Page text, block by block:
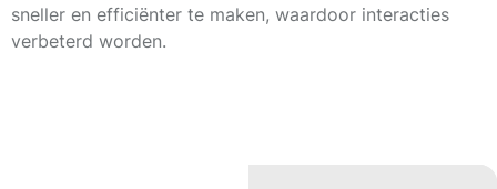
sneller en efficiënter te maken, waardoor interacties
verbeterd worden.